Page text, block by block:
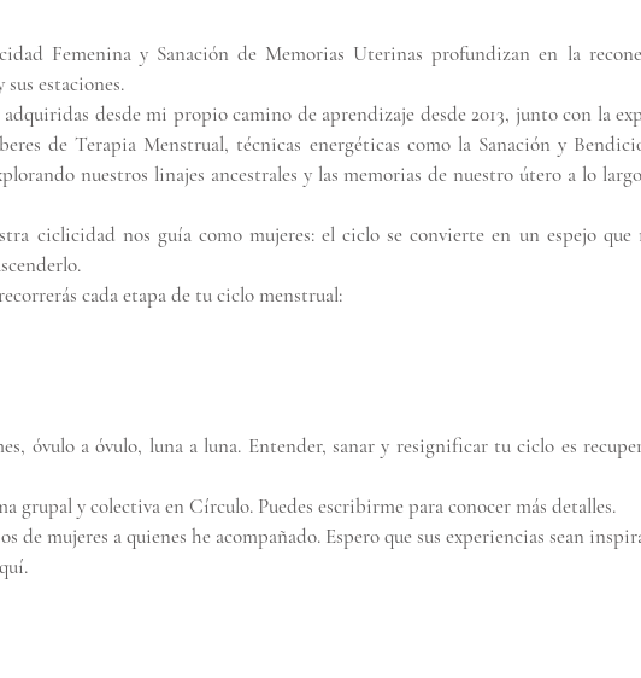
Femenina y Sanación de Memorias Uterinas profundizan en la
estaciones.
desde mi propio camino de aprendizaje desde 2013, junto con la
de Terapia Menstrual, técnicas energéticas como la Sanación y
nuestros linajes ancestrales y las memorias de nuestro útero a lo
ciclicidad nos guía como mujeres: el ciclo se convierte en un espejo que
cada etapa de tu ciclo menstrual:
óvulo a óvulo, luna a luna. Entender, sanar y resignificar tu ciclo es
grupal y colectiva en Círculo. Puedes escribirme para conocer más detalles.
mujeres a quienes he acompañado. Espero que sus experiencias sean